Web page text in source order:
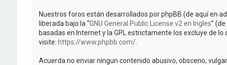
Nuestros foros están desarrollados por phpBB (de aquí en
liberada bajo la “GNU General Public License v2 en Ingles”
basadas en Internet y la GPL estrictamente los excluye de
visite: https://www.phpbb.com/.
Acuerda no enviar ningun contenido abusivo, obsceno,